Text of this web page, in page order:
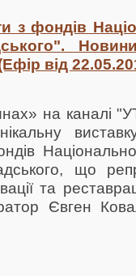
з фондів
від
на каналі
що
та
Євген